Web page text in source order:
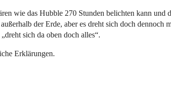
wie das Hubble 270 Stunden belichten kann und
der Erde, aber es dreht sich doch dennoch
sich da oben doch alles“.
Erklärungen.